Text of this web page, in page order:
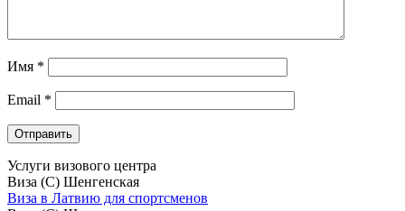
Имя *
Email *
Услуги визового центра
Виза (C) Шенгенская
Виза в Латвию для спортсменов